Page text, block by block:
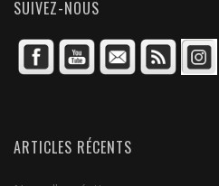
SUIVEZ-NOUS
ARTICLES RÉCENTS